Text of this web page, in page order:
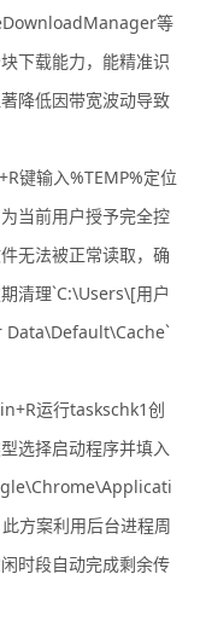
等
下载能力，能精准识
降低因带宽波动导致
键输入%TEMP%定位
当前用户授予完全控
无法被正常读取，确
清理`C:\Users\[用户
运行taskschk1创
选择启动程序并填入
方案利用后台进程周
时段自动完成剩余传